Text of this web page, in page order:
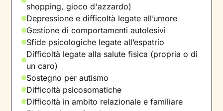
shopping, gioco d'azzardo)
Depressione e difficoltà legate all’umore
Gestione di comportamenti autolesivi
Sfide psicologiche legate all’espatrio
Difficoltà legate alla salute fisica (propria o di
un caro)
Sostegno per autismo
Difficoltà psicosomatiche
Difficoltà in ambito relazionale e familiare